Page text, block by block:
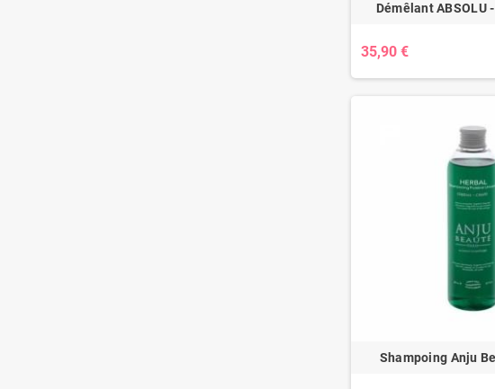
Démêlant ABSOLU
35,90 €
Shampoing Anju